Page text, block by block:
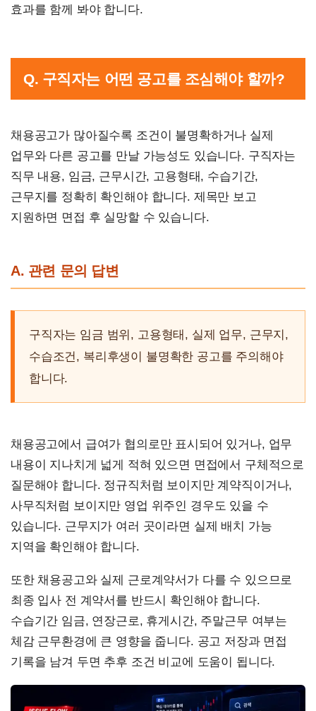
효과를 함께 봐야 합니다.
Q. 구직자는 어떤 공고를 조심해야 할까?
채용공고가 많아질수록 조건이 불명확하거나 실제
업무와 다른 공고를 만날 가능성도 있습니다. 구직자는
직무 내용, 임금, 근무시간, 고용형태, 수습기간,
근무지를 정확히 확인해야 합니다. 제목만 보고
지원하면 면접 후 실망할 수 있습니다.
A. 관련 문의 답변
구직자는 임금 범위, 고용형태, 실제 업무, 근무지,
수습조건, 복리후생이 불명확한 공고를 주의해야
합니다.
채용공고에서 급여가 협의로만 표시되어 있거나, 업무
내용이 지나치게 넓게 적혀 있으면 면접에서 구체적으로
질문해야 합니다. 정규직처럼 보이지만 계약직이거나,
사무직처럼 보이지만 영업 위주인 경우도 있을 수
있습니다. 근무지가 여러 곳이라면 실제 배치 가능
지역을 확인해야 합니다.
또한 채용공고와 실제 근로계약서가 다를 수 있으므로
최종 입사 전 계약서를 반드시 확인해야 합니다.
수습기간 임금, 연장근로, 휴게시간, 주말근무 여부는
체감 근무환경에 큰 영향을 줍니다. 공고 저장과 면접
기록을 남겨 두면 추후 조건 비교에 도움이 됩니다.